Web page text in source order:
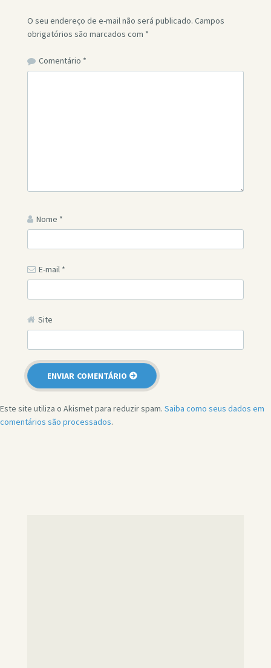
O seu endereço de e-mail não será publicado. Campos
obrigatórios são marcados com *
Comentário *
Nome *
E-mail *
Site
Este site utiliza o Akismet para reduzir spam. Saiba como seus dados em
comentários são processados.